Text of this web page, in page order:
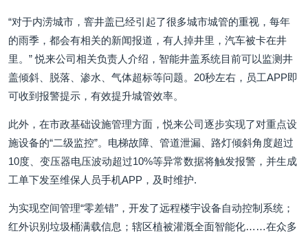
“对于内涝城市，窨井盖已经引起了很多城市城管的重视，每年
的雨季，都会有相关的新闻报道，有人掉井里，汽车被卡在井
里。” 悦来公司相关负责人介绍，智能井盖系统目前可以监测井
盖倾斜、脱落、渗水、气体超标等问题。20秒左右，员工APP即
可收到报警提示，有效提升城管效率。
此外，在市政基础设施管理方面，悦来公司逐步实现了对重点设
施设备的“二级监控”。电梯故障、管道泄漏、路灯倾斜角度超过
10度、变压器电压波动超过10%等异常数据将触发报警，并生成
工单下发至维保人员手机APP，及时维护.
为实现空间管理“零差错”，开发了远程楼宇设备自动控制系统；
红外识别垃圾桶满载信息；辖区植被灌溉全面智能化……在众多